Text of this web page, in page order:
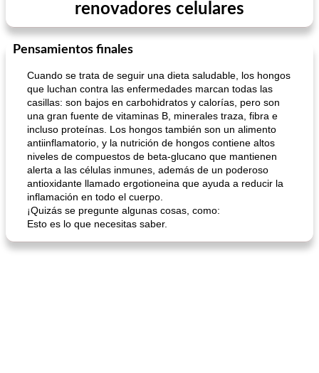
renovadores celulares
Pensamientos finales
Cuando se trata de seguir una dieta saludable, los hongos
que luchan contra las enfermedades marcan todas las
casillas: son bajos en carbohidratos y calorías, pero son
una gran fuente de vitaminas B, minerales traza, fibra e
incluso proteínas. Los hongos también son un alimento
antiinflamatorio, y la nutrición de hongos contiene altos
niveles de compuestos de beta-glucano que mantienen
alerta a las células inmunes, además de un poderoso
antioxidante llamado ergotioneina que ayuda a reducir la
inflamación en todo el cuerpo.
¡Quizás se pregunte algunas cosas, como:
Esto es lo que necesitas saber.